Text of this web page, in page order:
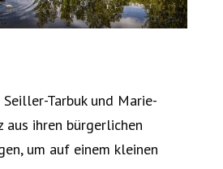
Tarbuk und Marie-
aus ihren bürgerlichen
um auf einem kleinen